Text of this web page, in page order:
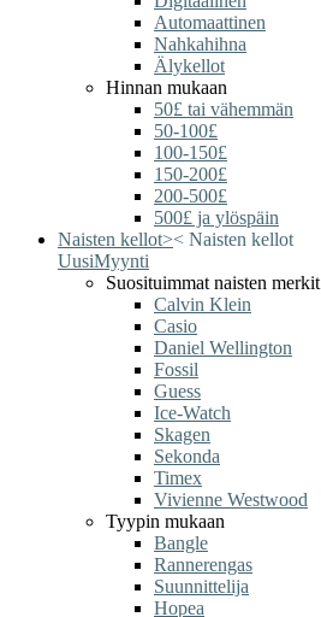
Automaattinen
Nahkahihna
Älykellot
Hinnan mukaan
50£ tai vähemmän
50-100£
100-150£
150-200£
200-500£
500£ ja ylöspäin
Naisten kellot>< Naisten kellot
UusiMyynti
Suosituimmat naisten merkit
Calvin Klein
Casio
Daniel Wellington
Fossil
Guess
Ice-Watch
Skagen
Sekonda
Timex
Vivienne Westwood
Tyypin mukaan
Bangle
Rannerengas
Suunnittelija
Hopea